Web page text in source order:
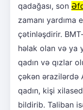
qadağası, son
zamanı yardıma
çətinləşdirir.
həlak olan və ya
qadın və qızlar
çəkən ərazilərdə
qadın, kişi
bildirib. Taliban